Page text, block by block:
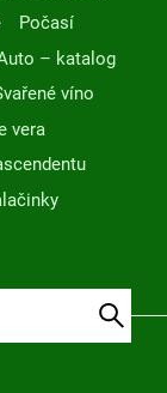
Počasí
– katalog
víno
vera